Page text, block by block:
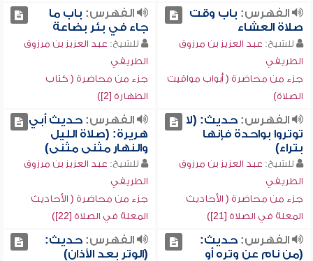
الفهرس: باب وقت
صلاة العشاء
للشيخ: عبد العزيز بن مرزوق
الطريفي
جزء من محاضرة ( أبواب مواقيت
الصلاة)
الفهرس: باب ما
جاء في بئر بضاعة
للشيخ: عبد العزيز بن مرزوق
الطريفي
جزء من محاضرة ( كتاب
الطهارة [2])
الفهرس:حديث: (لا
توتروا بواحدة فإنها
بتراء)
للشيخ: عبد العزيز بن مرزوق
الطريفي
جزء من محاضرة ( الأحاديث
المعلة في الصلاة [21])
الفهرس:حديث أبي
هريرة: (صلاة الليل
والنهار مثنى مثنى)
للشيخ: عبد العزيز بن مرزوق
الطريفي
جزء من محاضرة ( الأحاديث
المعلة في الصلاة [22])
الفهرس:حديث:
(من نام عن وتره أو
الفهرس:حديث:
(الوتر بعد الأذان)